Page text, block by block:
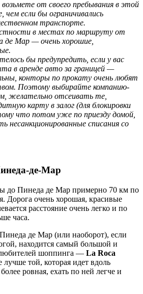
от своего пребывания в этой
чем если бы ограничивались
транспорте.
в местах по маршруту от
де Мар — очень хорошие,
бы предупредить, если у вас
в аренде авто за границей —
конторы по прокату очень любят
Поэтому выбирайте компанию-
желательно отсеивать те,
карту в залог (для блокировки
что потом уже по приезду домой,
списания со
де-Мар
до Пинеда де Мар примерно 70 км по
Дорога очень хорошая, красивые
расстояние очень легко и по
часа.
де Мар (или наоборот), если
находится самый большой и
шоппинга — La Roca
лучше той, которая идет вдоль
ровная, ехать по ней легче и